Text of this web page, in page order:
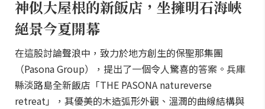
神似大屋根的新飯店，坐擁明石海峽
絕景今夏開幕
在這股討論聲浪中，致力於地方創生的保聖那集團
（Pasona Group），提出了一個令人驚喜的答案。兵庫
縣淡路島全新飯店「THE PASONA natureverse
retreat」，其優美的木造弧形外觀、溫潤的曲線結構與